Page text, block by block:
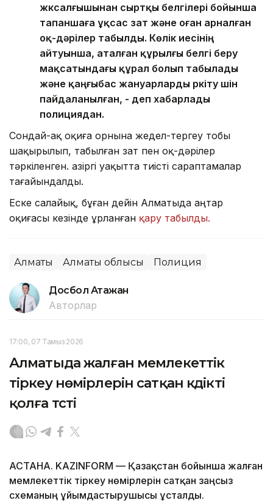
жүксалғышынан сыртқы белгілері бойынша
тапаншаға ұқсас зат және оған арналған
оқ-дәрілер табылды. Көлік иесінің
айтуынша, аталған құрылғы белгі беру
мақсатындағы құрал болып табылады
және қаңғыбас жануарларды үркіту үшін
пайдаланылған, - деп хабарлады
полициядан.
Сондай-ақ оқиға орнына жедел-тергеу тобы
шақырылып, табылған зат пен оқ-дәрілер
тәркіленген. Қазіргі уақытта тиісті сараптамалар
тағайындалды.
Еске салайық, бұған дейін Алматыда Қаңтар
оқиғасы кезінде ұрланған қару табылды.
Алматы Алматы облысы Полиция
Досбол Атажан
Авторлар
17:00, 07 Тамыз 2026
Алматыда жалған мемлекеттік
тіркеу нөмірлерін сатқан күдікті
қолға түсті
АСТАНА. KAZINFORM — Қазақстан бойынша жалған
мемлекеттік тіркеу нөмірлерін сатқан заңсыз
схеманың ұйымдастырушысы ұсталды.